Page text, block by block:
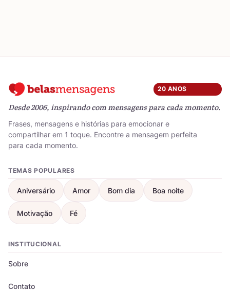
20 ANOS
Desde 2006, inspirando com mensagens para cada momento.
Frases, mensagens e histórias para emocionar e
compartilhar em 1 toque. Encontre a mensagem perfeita
para cada momento.
TEMAS POPULARES
Aniversário Amor Bom dia Boa noite
Motivação Fé
INSTITUCIONAL
Sobre
Contato